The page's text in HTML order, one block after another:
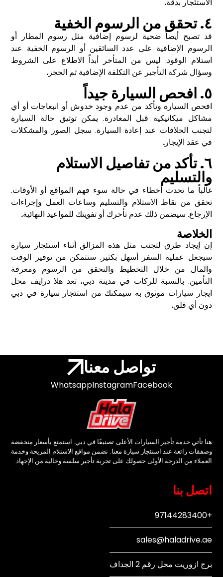
الاستئجار بدقة.
٤. تحقق من الرسوم الخفية
قد تصبح أيضاً ضحية لرسوم إضافية مثل رسوم المطار أو
الرسوم الإضافية على عدد السائقين أو الرسوم الخفية عند
استلام الوقود. ليس من المتأخر أبداً الاطلاع على الشروط
وسؤال شركة التأجير عن التكلفة الإضافية ثم الحجز.
٥. افحص السيارة جيداً
افحص السيارة وتأكد من عدم وجود خدوش أو انبعاجات أو أي
مشاكل ميكانيكية قبل المغادرة. يمكن توثيق حالة السيارة
لتجنب الخلافات عند إعادة السيارة. سجل الصور والمشكلات
في عقد الإيجار.
٦. تأكد من تفاصيل الاستلام
والتسليم
غالباً ما تحدث أخطاء في حالة سوء فهم المواقع أو الأوقات.
تحقق من نقاط الاستلام والتسليم وساعات العمل وإجراءات
الإرجاع. سيضمن ذلك عدم تأخرك أو تفويتك للمواعيد النهائية.
الخلاصة
إن إيجاد طرق لتجنب مثل هذه المزالق أثناء استئجار سيارة
سيجعل عملية السفر أسهل بكثير. ستتمكن من توفير الوقت
والمال من خلال التخطيط والتحقق من الرسوم ومعرفة
التأمين. بالنسبة للركاب في مدينة دبي، تعد هلا درايف محل
ايجار سيارات موثوق به سيمكنك من استئجار سيارة في دبي
دون أي قلق.
تواصل معنا
Facebook
Instagram
Whatsapp
هنا تأتي خدمة تأجير السيارات الأعلى تصنيفًا في دبي. استمتع بأسعار منخفضة
وصفقات رائعة عند استئجار سيارة معنا. تضمن مواقع الاستلام المريحة وخدمة
العملاء من الدرجة الأولى حصولك على تجربة تأجير سلسة وخالية من الإجهاد.
اتصل بنا
+97144283400
sales@haladrive.ae
برج ازوريت محل رقم 2 الجداف